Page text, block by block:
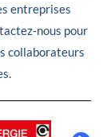
entreprises
nous pour
collaborateurs